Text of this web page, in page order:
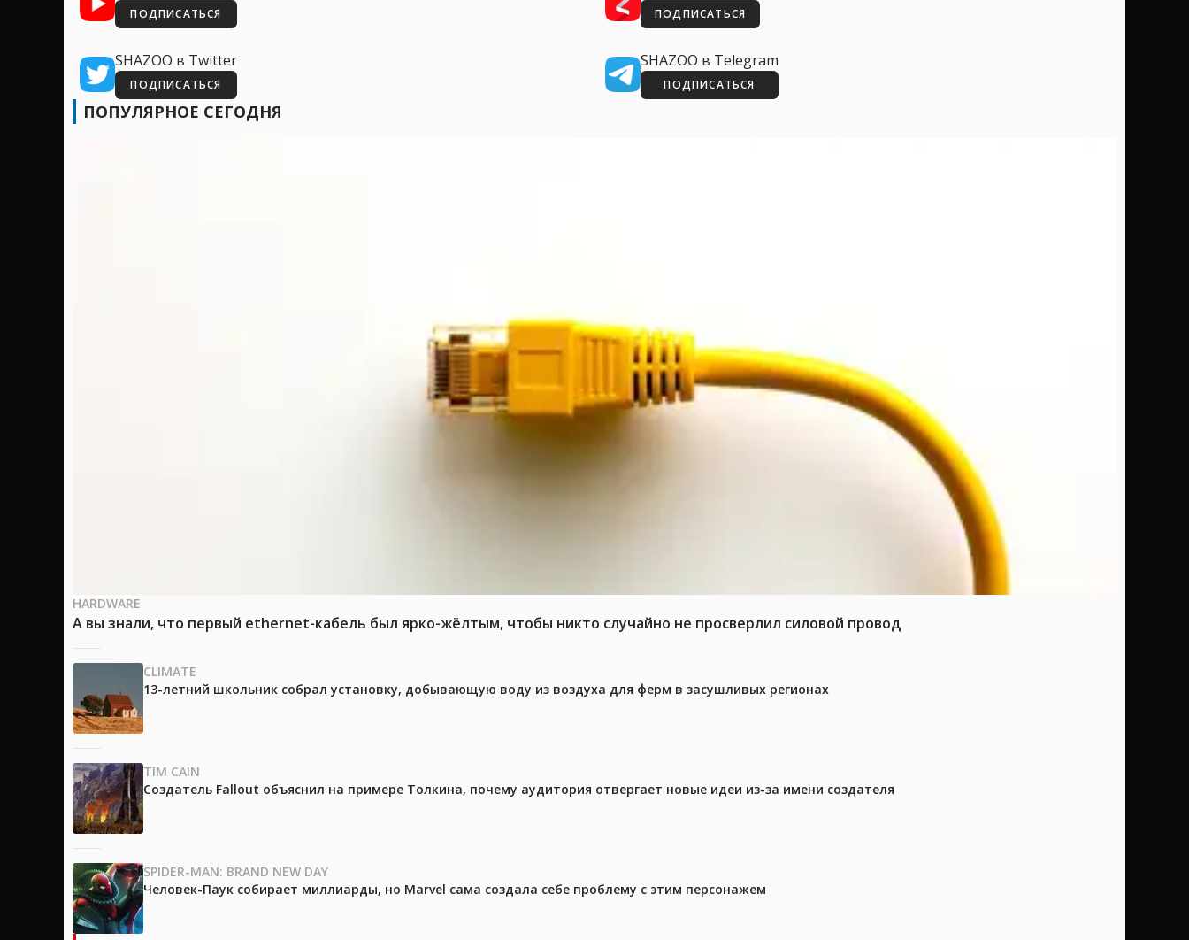
ПОДПИСАТЬСЯ ПОДПИСАТЬСЯ
SHAZOO в Twitter
ПОДПИСАТЬСЯ
SHAZOO в Telegram
ПОДПИСАТЬСЯ
ПОПУЛЯРНОЕ СЕГОДНЯ
HARDWARE
А вы знали, что первый ethernet-кабель был ярко-жёлтым, чтобы никто случайно не просверлил силовой провод
CLIMATE
13-летний школьник собрал установку, добывающую воду из воздуха для ферм в засушливых регионах
TIM CAIN
Создатель Fallout объяснил на примере Толкина, почему аудитория отвергает новые идеи из-за имени создателя
SPIDER-MAN: BRAND NEW DAY
Человек-Паук собирает миллиарды, но Marvel сама создала себе проблему с этим персонажем